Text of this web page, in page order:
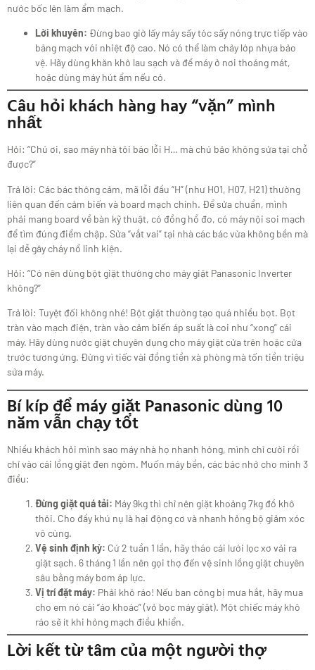
nước bốc lên làm ẩm mạch.
Lời khuyên: Đừng bao giờ lấy máy sấy tóc sấy nóng trực tiếp vào
bảng mạch với nhiệt độ cao. Nó có thể làm chảy lớp nhựa bảo
vệ. Hãy dùng khăn khô lau sạch và để máy ở nơi thoáng mát,
hoặc dùng máy hút ẩm nếu có.
Câu hỏi khách hàng hay “vặn” mình
nhất
Hỏi: “Chú ơi, sao máy nhà tôi báo lỗi H… mà chú bảo không sửa tại chỗ
được?”
Trả lời: Các bác thông cảm, mã lỗi đầu “H” (như H01, H07, H21) thường
liên quan đến cảm biến và board mạch chính. Để sửa chuẩn, mình
phải mang board về bàn kỹ thuật, có đồng hồ đo, có máy nội soi mạch
để tìm đúng điểm chập. Sửa “vắt vai” tại nhà các bác vừa không bền mà
lại dễ gây cháy nổ linh kiện.
Hỏi: “Có nên dùng bột giặt thường cho máy giặt Panasonic Inverter
không?”
Trả lời: Tuyệt đối không nhé! Bột giặt thường tạo quá nhiều bọt. Bọt
tràn vào mạch điện, tràn vào cảm biến áp suất là coi như “xong” cái
máy. Hãy dùng nước giặt chuyên dụng cho máy giặt cửa trên hoặc cửa
trước tương ứng. Đừng vì tiếc vài đồng tiền xà phòng mà tốn tiền triệu
sửa máy.
Bí kíp để máy giặt Panasonic dùng 10
năm vẫn chạy tốt
Nhiều khách hỏi mình sao máy nhà họ nhanh hỏng, mình chỉ cười rồi
chỉ vào cái lồng giặt đen ngòm. Muốn máy bền, các bác nhớ cho mình 3
điều:
Đừng giặt quá tải: Máy 9kg thì chỉ nên giặt khoảng 7kg đồ khô
thôi. Cho đầy khú nụ là hại động cơ và nhanh hỏng bộ giảm xóc
vô cùng.
Vệ sinh định kỳ: Cứ 2 tuần 1 lần, hãy tháo cái lưới lọc xơ vải ra
giặt sạch. 6 tháng 1 lần nên gọi thợ đến vệ sinh lồng giặt chuyên
sâu bằng máy bơm áp lực.
Vị trí đặt máy: Phải khô ráo! Nếu ban công bị mưa hắt, hãy mua
cho em nó cái “áo khoác” (vỏ bọc máy giặt). Một chiếc máy khô
ráo sẽ ít khi hỏng mạch điều khiển.
Lời kết từ tâm của một người thợ